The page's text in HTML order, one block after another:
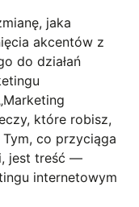
jaka
akcentów z
do działań
które robisz,
co przyciąga
jest treść —
internetowym